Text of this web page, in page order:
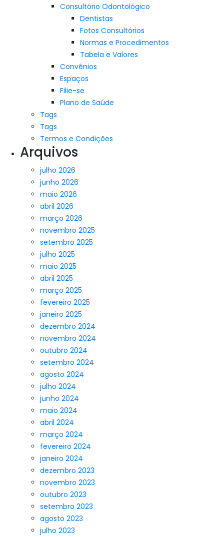
Consultório Odontológico
Dentistas
Fotos Consultórios
Normas e Procedimentos
Tabela e Valores
Convênios
Espaços
Filie-se
Plano de Saúde
Tags
Tags
Termos e Condições
Arquivos
julho 2026
junho 2026
maio 2026
abril 2026
março 2026
novembro 2025
setembro 2025
julho 2025
maio 2025
abril 2025
março 2025
fevereiro 2025
janeiro 2025
dezembro 2024
novembro 2024
outubro 2024
setembro 2024
agosto 2024
julho 2024
junho 2024
maio 2024
abril 2024
março 2024
fevereiro 2024
janeiro 2024
dezembro 2023
novembro 2023
outubro 2023
setembro 2023
agosto 2023
julho 2023